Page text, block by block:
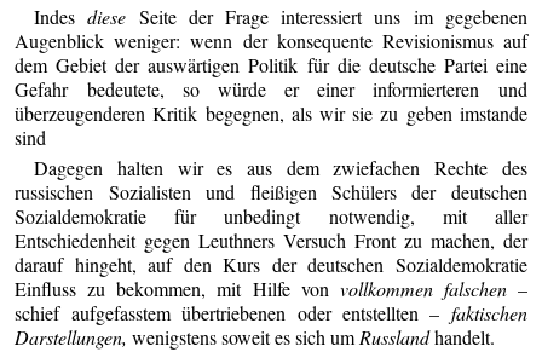
Indesdiese Seite der Frage interessiert uns im gegebenen
Augenblick weniger: wenn der konsequente Revisionismus auf
dem Gebiet der auswärtigen Politik für die deutsche Partei eine
Gefahr bedeutete, so würde er einer informierteren und
überzeugenderen Kritik begegnen, als wir sie zu geben imstande
sind
Dagegen halten wir es aus dem zwiefachen Rechte des
russischen Sozialisten und fleißigen Schülers der deutschen
Sozialdemokratie für unbedingt notwendig, mit aller
Entschiedenheit gegen Leuthners Versuch Front zu machen, der
darauf hingeht, auf den Kurs der deutschen Sozialdemokratie
Einfluss zu bekommen, mit Hilfe von vollkommen falschen–
schief aufgefasstem übertriebenen oder entstellten – faktischen
Darstellungen, wenigstens soweit es sich umRusslandhandelt.